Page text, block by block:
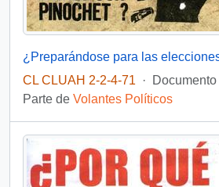
CL CLUAH 2-2-4-71
·
Documento
Parte de Volantes Políticos